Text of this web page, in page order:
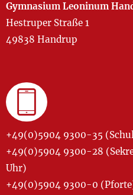
Gymnasium Leoninum
Hestruper Straße 1
49838 Handrup
+49(0)5904 9300-35
+49(0)5904 9300-28
Uhr)
+49(0)5904 9300-0